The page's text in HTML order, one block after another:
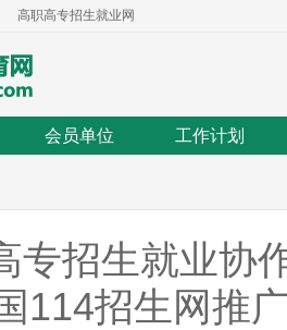
高职高专招生就业网
会员单位 工作计划
专招生就业协
114招生网推